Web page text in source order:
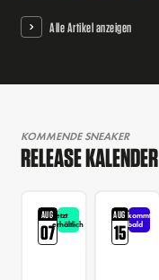
Alle Artikel anzeigen
KOMMENDE SNEAKER
RELEASE KALENDER
AUG
07
Jetzt
erhältlich
AUG
15
kommt
bald